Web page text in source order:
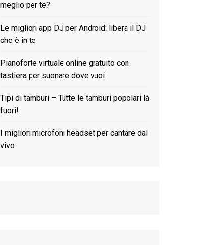
meglio per te?
Le migliori app DJ per Android: libera il DJ
che è in te
Pianoforte virtuale online gratuito con
tastiera per suonare dove vuoi
Tipi di tamburi – Tutte le tamburi popolari là
fuori!
I migliori microfoni headset per cantare dal
vivo